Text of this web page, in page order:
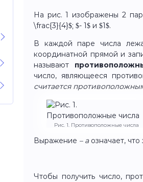
На рис. 1 изображены 2
\frac{3}{4}$; $- 1$ и $1$.
В каждой паре числа
координатной прямой и
называют
число, являющееся
считается
Рис. 1. Противоположные числа
Выражение – aозначает,
Чтобы получить число,